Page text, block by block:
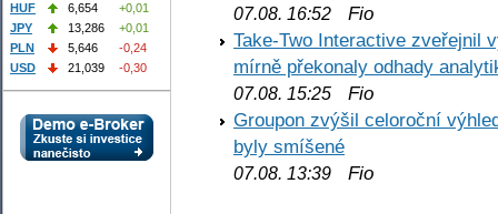
07.08. 16:52 Fio
Take-Two Interactive zveřejnil
mírně překonaly odhady
07.08. 15:25 Fio
Groupon zvýšil celoroční
byly smíšené
07.08. 13:39 Fio
HUF
6,654
+0,01
JPY
13,286
+0,01
PLN
5,646
-0,24
USD
21,039 -0,30